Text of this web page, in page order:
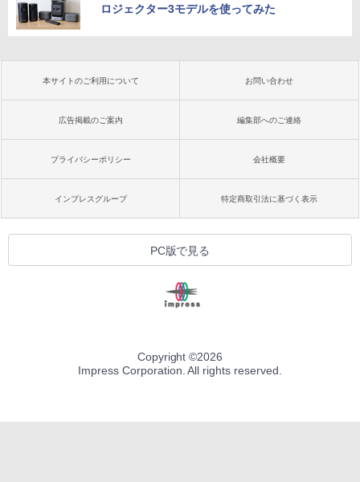
ロジェクター3モデルを使ってみた
本サイトのご利用について お問い合わせ
広告掲載のご案内 編集部へのご連絡
プライバシーポリシー 会社概要
インプレスグループ 特定商取引法に基づく表示
PC版で見る
Copyright ©2026
Impress Corporation. All rights reserved.